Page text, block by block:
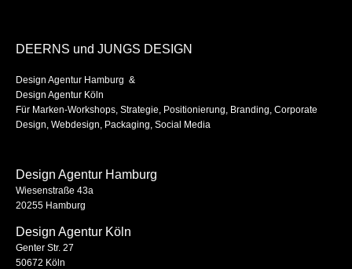
DEERNS und JUNGS DESIGN
Design Agentur Hamburg &
Design Agentur Köln
Für Marken-Workshops, Strategie, Positionierung, Branding, Corporate
Design, Webdesign, Packaging, Social Media
Design Agentur Hamburg
Wiesenstraße 43a
20255 Hamburg
Design Agentur Köln
Genter Str. 27
50672 Köln